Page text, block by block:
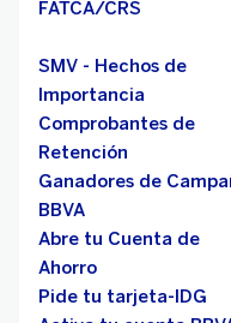
FATCA/CRS
SMV - Hechos de
Importancia
Comprobantes de
Retención
Ganadores de
BBVA
Abre tu Cuenta de
Ahorro
Pide tu tarjeta-IDG